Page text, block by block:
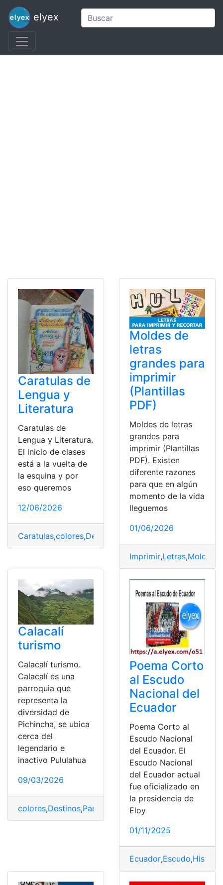
elyex
Caratulas de
Lengua y
Literatura
Caratulas de
Lengua y Literatura.
El inicio de clases
está a la vuelta de
la esquina y por
eso queremos
12/06/2026
Caratulas,colores,Descargar
Moldes de
letras
grandes para
imprimir
(Plantillas
PDF)
Moldes de letras
grandes para
imprimir (Plantillas
PDF). Existen
diferente razones
para que en algún
momento de la vida
lleguemos
01/06/2026
Imprimir,Letras,Moldes
Calacalí
turismo
Calacalí turismo.
Calacalí es una
parroquia que
representa la
diversidad de
Pichincha, se ubica
cerca del
legendario e
inactivo Pululahua
09/03/2026
colores,Destinos,Parroquias Pichincha
Poema Corto
al Escudo
Nacional del
Ecuador
Poema Corto al
Escudo Nacional
del Ecuador. El
Escudo Nacional
del Ecuador actual
fue oficializado en
la presidencia de
Eloy
01/11/2025
Ecuador,Escudo,Historia